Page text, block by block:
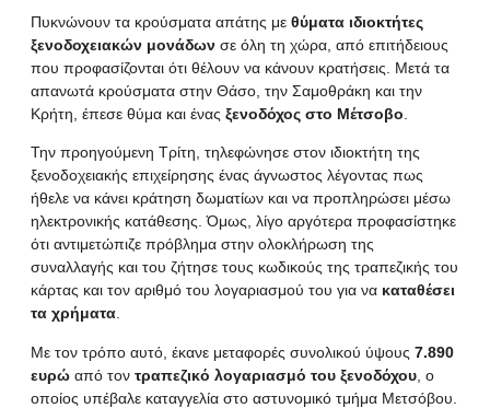
Πυκνώνουν τα κρούσματα απάτης με θύματα ιδιοκτήτες
ξενοδοχειακών μονάδων σε όλη τη χώρα, από επιτήδειους
που προφασίζονται ότι θέλουν να κάνουν κρατήσεις. Μετά τα
απανωτά κρούσματα στην Θάσο, την Σαμοθράκη και την
Κρήτη, έπεσε θύμα και ένας ξενοδόχος στο Μέτσοβο
Την προηγούμενη Τρίτη, τηλεφώνησε στον ιδιοκτήτη της
ξενοδοχειακής επιχείρησης ένας άγνωστος λέγοντας πως
ήθελε να κάνει κράτηση δωματίων και να προπληρώσει μέσω
ηλεκτρονικής κατάθεσης. Όμως, λίγο αργότερα προφασίστηκε
ότι αντιμετώπιζε πρόβλημα στην ολοκλήρωση της
συναλλαγής και του ζήτησε τους κωδικούς της τραπεζικής του
κάρτας και τον αριθμό του λογαριασμού του για να καταθέσει
τα χρήματα.
Με τον τρόπο αυτό, έκανε μεταφορές συνολικού ύψους 7.890
ευρώ από τον τραπεζικό λογαριασμό του ξενοδόχου , ο
οποίος υπέβαλε καταγγελία στο αστυνομικό τμήμα Μετσόβου.